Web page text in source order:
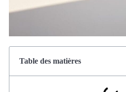
Table des matières